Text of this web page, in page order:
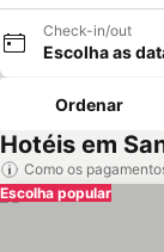
Check-in/out
Escolha as
Ordenar
Hotéis em
Como os
Escolha popular